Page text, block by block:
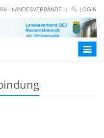
- LANDESVERBÄNDE LOGIN
Toggle